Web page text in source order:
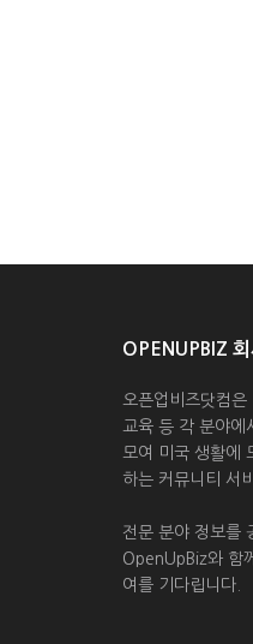
OPENUPBIZ 회
오픈업비즈닷컴은
교육 등 각 분야에
모여 미국 생활에
하는 커뮤니티 서
전문 분야 정보를
OpenUpBiz와 함
여를 기다립니다.